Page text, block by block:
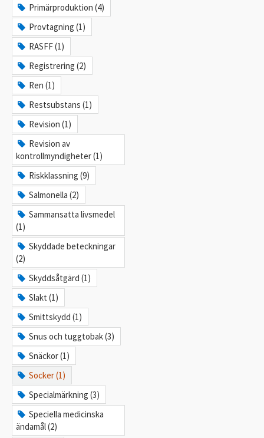
Primärproduktion (4)
Provtagning (1)
RASFF (1)
Registrering (2)
Ren (1)
Restsubstans (1)
Revision (1)
Revision av
kontrollmyndigheter (1)
Riskklassning (9)
Salmonella (2)
Sammansatta livsmedel
(1)
Skyddade beteckningar
(2)
Skyddsåtgärd (1)
Slakt (1)
Smittskydd (1)
Snus och tuggtobak (3)
Snäckor (1)
Socker (1)
Specialmärkning (3)
Speciella medicinska
ändamål (2)